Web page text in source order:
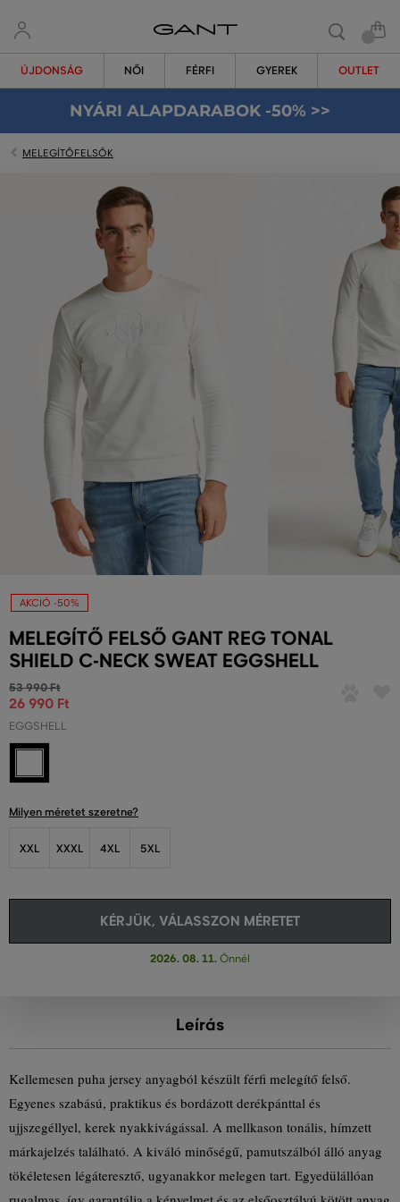
ÚJDONSÁG NŐI FÉRFI GYEREK OUTLET
NYÁRI ALAPDARABOK -50% >>
MELEGÍTŐFELSŐK
AKCIÓ -50%
MELEGÍTŐ FELSŐ GANT REG TONAL
SHIELD C-NECK SWEAT EGGSHELL
53 990 Ft
26 990 Ft
EGGSHELL
Milyen méretet szeretne?
XXL XXXL 4XL 5XL
KÉRJÜK, VÁLASSZON MÉRETET
2026. 08. 11. Önnél
Leírás
Kellemesen puha jersey anyagból készült férfi melegítő felső.
Egyenes szabású, praktikus és bordázott derékpánttal és
ujjszegéllyel, kerek nyakkivágással. A mellkason tonális, hímzett
márkajelzés található. A kiváló minőségű, pamutszálból álló anyag
tökéletesen légáteresztő, ugyanakkor melegen tart. Egyedülállóan